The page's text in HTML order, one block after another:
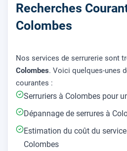
Recherches
Colombes
Nos services de serrurerie sont
Colombes. Voici quelques-unes
courantes :
Serruriers à Colombes pour
Dépannage de serrures à
Estimation du coût du
Colombes